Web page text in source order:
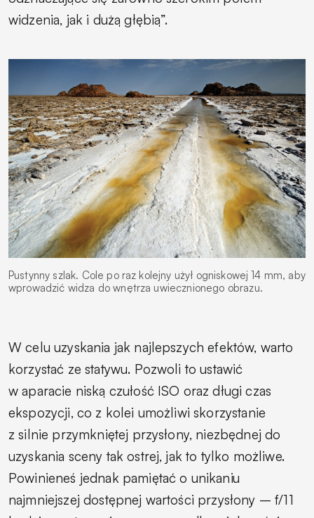
widzenia, jak i dużą głębią”.
Pustynny szlak. Cole po raz kolejny użył ogniskowej 14 mm, aby
wprowadzić widza do wnętrza uwiecznionego obrazu.
W celu uzyskania jak najlepszych efektów, warto
korzystać ze statywu. Pozwoli to ustawić
w aparacie niską czułość ISO oraz długi czas
ekspozycji, co z kolei umożliwi skorzystanie
z silnie przymkniętej przysłony, niezbędnej do
uzyskania sceny tak ostrej, jak to tylko możliwe.
Powinieneś jednak pamiętać o unikaniu
najmniejszej dostępnej wartości przysłony – f/11